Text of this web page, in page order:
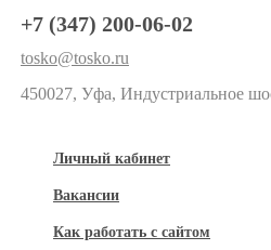
+7 (347) 200-06-02
tosko@tosko.ru
450027, Уфа, Индустриальное
Личный кабинет
Вакансии
Как работать с сайтом